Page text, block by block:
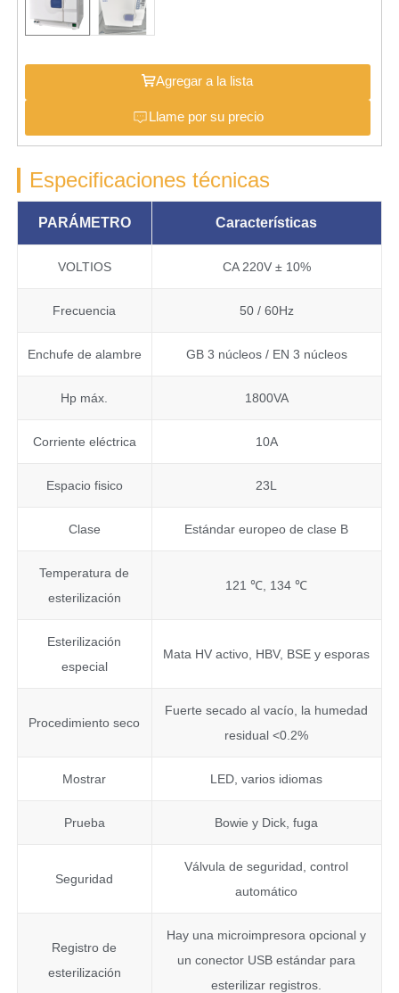
Agregar a la lista
Llame por su precio
Especificaciones técnicas
PARÁMETRO Características
VOLTIOS CA 220V ± 10%
Frecuencia 50 / 60Hz
Enchufe de alambre GB 3 núcleos / EN 3 núcleos
Hp máx. 1800VA
Corriente eléctrica 10A
Espacio fisico 23L
Clase Estándar europeo de clase B
Temperatura de
esterilización
121 ℃, 134 ℃
Esterilización
especial
Mata HV activo, HBV, BSE y esporas
Procedimiento seco
Fuerte secado al vacío, la humedad
residual <0.2%
Mostrar LED, varios idiomas
Prueba Bowie y Dick, fuga
Seguridad
Válvula de seguridad, control
automático
Registro de
esterilización
Hay una microimpresora opcional y
un conector USB estándar para
esterilizar registros.